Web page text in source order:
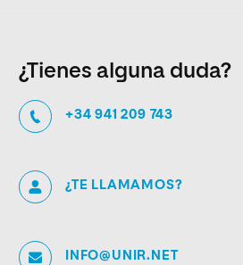
¿Tienes alguna duda?
+34 941 209 743
¿TE LLAMAMOS?
INFO@UNIR.NET